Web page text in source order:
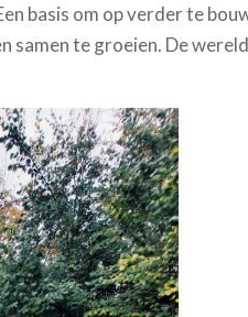
basis om op verder te
samen te groeien. De